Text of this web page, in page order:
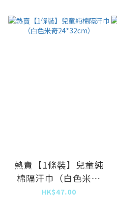
熱賣【1條裝】兒童純
棉隔汗巾（白色米奇
24*32cm）
HK$47.00